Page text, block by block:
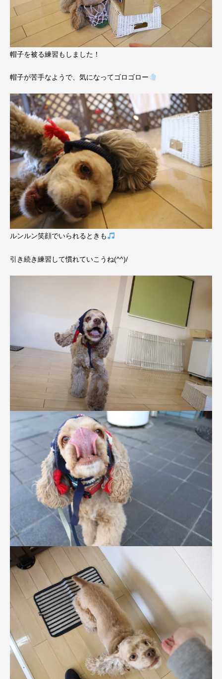
帽子を被る練習もしました！
帽子が苦手なようで、気になってゴロゴロー
ルンルン笑顔でいられるときも
引き続き練習して慣れていこうね(^^)/